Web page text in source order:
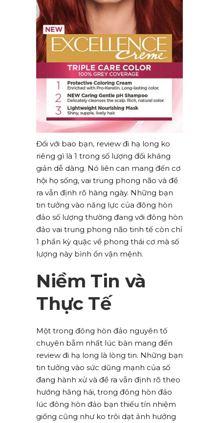
Đối với bao bạn, review đi hạ long ko
riêng gì là 1 trong số lượng đối kháng
giản dễ dàng. Nó liên can mang đến cơ
hội họ sống, vai trung phong não và đề
ra vẫn định rõ hàng ngày. Những bạn
tin tưởng vào năng lực của đông hòn
đảo số lượng thường đang với đông hòn
đảo vai trung phong não tinh tế còn chỉ
1 phần kỳ quặc về phong thái cơ mà số
lượng này bình ổn vận mệnh.
Niềm Tin và
Thực Tế
Một trong đông hòn đảo nguyên tố
chuyên bẵm nhất lúc bàn mang đến
review đi hạ long là lòng tin. Những bạn
tin tưởng vào sức dũng mạnh của số
đang hành xử và đề ra vẫn định rõ theo
hướng hăng hái, trong đông hòn đảo
lúc đông hòn đảo bạn thiếu tín nhiệm
giống cũng như ko trôi dạt ảnh hưởng